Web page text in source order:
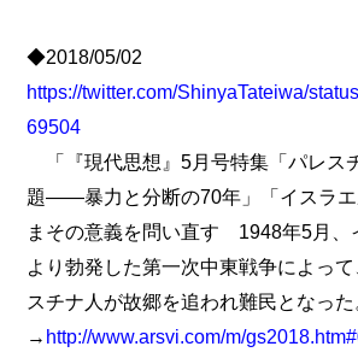
◆2018/05/02
https://twitter.com/ShinyaTateiwa/
69504
「『現代思想』5月号特集「パレス
題――暴力と分断の70年」「イスラエ
まその意義を問い直す 1948年5月、
より勃発した第一次中東戦争によっ
スチナ人が故郷を追われ難民となっ
→ http://www.arsvi.com/m/